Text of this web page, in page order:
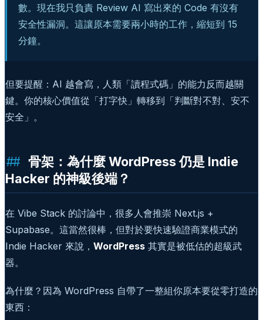
數。現在我只負責 Review AI 寫出來的 Code 有沒有
安全性漏洞。這讓原本需要兩小時的工作，縮短到 15
分鐘。
但要提醒：AI 越會寫，人類「讀程式碼」的能力反而越關
鍵。你的核心價值從「打字快」轉移到「判斷對不對、安不
安全」。
骨架：為什麼 WordPress 仍是 Indie
Hacker 的神級後端？
在 Vibe Stack 的討論中，很多人會推崇 Next.js +
Supabase。這當然很棒，但對於要快速驗證商業模式的
Indie Hacker 來說， WordPress 其實是被低估的超級武
器。
為什麼？因為 WordPress 自帶了一整組你原本要從零打造的
東西：